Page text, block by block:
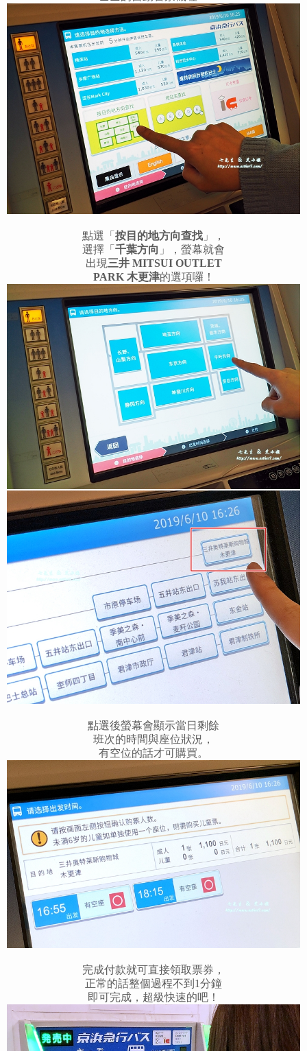
點選「 按目的地方向查找 」，
選擇「 千葉方向 」，螢幕就會
出現三井 MITSUI OUTLET
PARK 木更津的選項囉！
點選後螢幕會顯示當日剩餘
班次的時間與座位狀況，
有空位的話才可購買。
完成付款就可直接領取票券，
正常的話整個過程不到1分鐘
即可完成，超級快速的吧！